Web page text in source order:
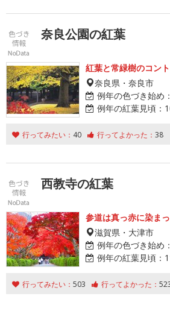
奈良公園の紅葉
紅葉と常緑樹のコン
奈良県・奈良市
例年の色づき始め：
例年の紅葉見頃：
行ってみたい： 40 行ってよかった： 38
西教寺の紅葉
参道は真っ赤に染ま
滋賀県・大津市
例年の色づき始め：
例年の紅葉見頃：
行ってみたい： 503 行ってよかった：